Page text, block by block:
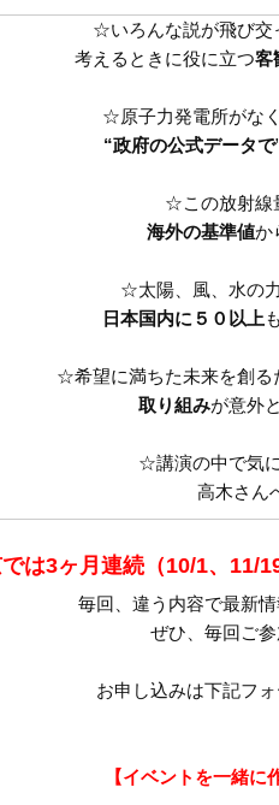
☆いろんな説が飛び交
考えるときに役に立つ客
☆原子力発電所がな
“政府の公式データで
☆この放射線
海外の基準値か
☆太陽、風、水の
日本国内に５０以上
☆希望に満ちた未来を創る
取り組みが意外
☆講演の中で気
高木さん
は3ヶ月連続（10/1、11/
毎回、違う内容で最新
ぜひ、毎回ご参
お申し込みは下記フォ
【イベントを一緒に